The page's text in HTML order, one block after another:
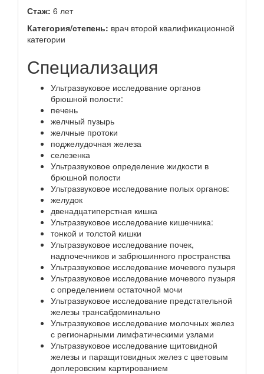
Стаж: 6 лет
Категория/степень: врач второй квалификационной
категории
Специализация
Ультразвуковое исследование органов
брюшной полости:
печень
желчный пузырь
желчные протоки
поджелудочная железа
селезенка
Ультразвуковое определение жидкости в
брюшной полости
Ультразвуковое исследование полых органов:
желудок
двенадцатиперстная кишка
Ультразвуковое исследование кишечника:
тонкой и толстой кишки
Ультразвуковое исследование почек,
надпочечников и забрюшинного пространства
Ультразвуковое исследование мочевого пузыря
Ультразвуковое исследование мочевого пузыря
с определением остаточной мочи
Ультразвуковое исследование предстательной
железы трансабдоминально
Ультразвуковое исследование молочных желез
с регионарными лимфатическими узлами
Ультразвуковое исследование щитовидной
железы и паращитовидных желез с цветовым
доплеровским картированием